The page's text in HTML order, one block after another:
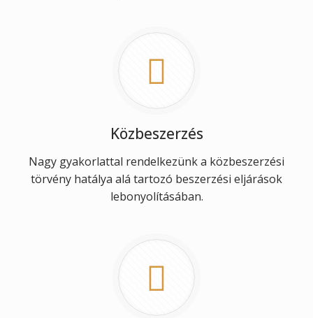
Közbeszerzés
Nagy gyakorlattal rendelkezünk a közbeszerzési
törvény hatálya alá tartozó beszerzési eljárások
lebonyolításában.